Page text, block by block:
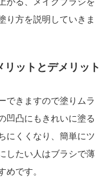
り方を説明していきま
リットとデメリット
できますので塗りムラ
凹凸にもきれいに塗る
にくくなり、簡単にツ
したい人はブラシで薄
めです。